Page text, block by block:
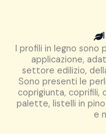
I profili in legno sono
applicazione,
settore edilizio,
Sono presenti le
coprigiunta, coprifili,
palette, listelli in
e